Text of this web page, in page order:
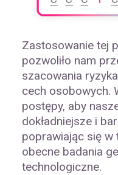
Zastosowanie tej
pozwoliło nam
szacowania
cech osobowych.
postępy, aby
dokładniejsze i
poprawiając się w
obecne badania
technologiczne.